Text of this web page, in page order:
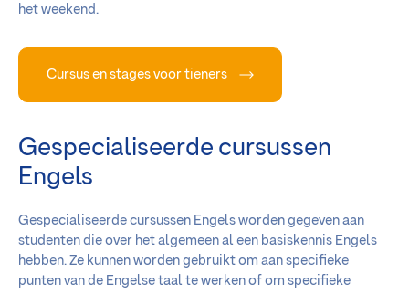
het weekend.
Cursus en stages voor tieners
Gespecialiseerde cursussen
Engels
Gespecialiseerde cursussen Engels worden gegeven aan
studenten die over het algemeen al een basiskennis Engels
hebben. Ze kunnen worden gebruikt om aan specifieke
punten van de Engelse taal te werken of om specifieke